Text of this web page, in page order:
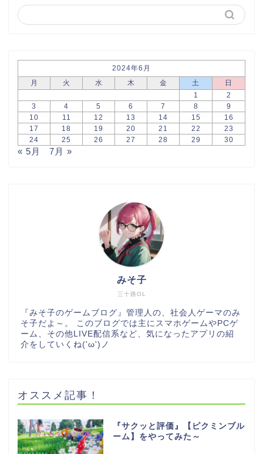
2024年6月
月
火 水 木 金 土
日
1
2
3
4 5 6 7 8
9
10
11 12 13 14 15
16
17
18 19 20 21 22
23
24
25 26 27 28 29 30
« 5月 7月 »
三十路OL
みそ子
『みそ子のゲームブログ』管理人の、社会人ゲーマのみ
そ子だよ～。 このブログでは主にスマホゲームやPCゲ
ーム、その他LIVE配信系など、気になったアプリの紹
介をしていくね('ω')ノ
オススメ記事！
『サクッと評価』【ピクミンブル
ーム】をやってみた～